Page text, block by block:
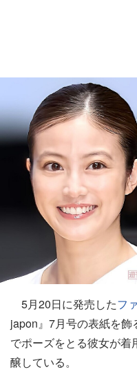
5月20日に発売したフ
japon』7月号の表紙を飾
でポーズをとる彼女が着
醸している。